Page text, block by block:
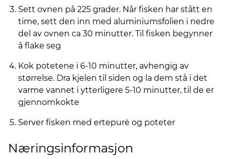
Sett ovnen på 225 grader. Når fisken har stått en
time, sett den inn med aluminiumsfolien i nedre
del av ovnen ca 30 minutter. Til fisken begynner
å flake seg
Kok potetene i 6-10 minutter, avhengig av
størrelse. Dra kjelen til siden og la dem stå i det
varme vannet i ytterligere 5-10 minutter, til de er
gjennomkokte
Server fisken med ertepurè og poteter
Næringsinformasjon